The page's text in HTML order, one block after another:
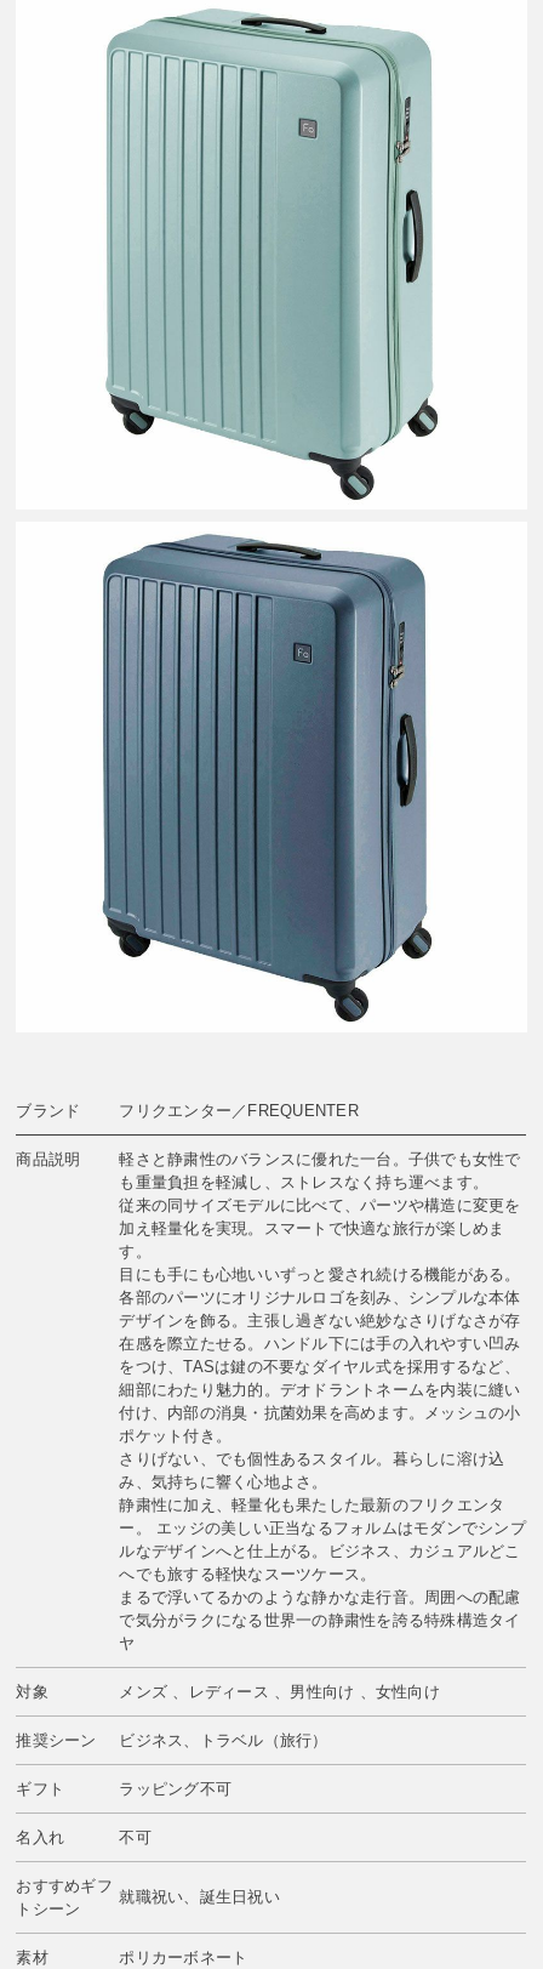
ブランド フリクエンター／FREQUENTER
商品説明
軽さと静粛性のバランスに優れた一台。子供でも女性で
も重量負担を軽減し、ストレスなく持ち運べます。
従来の同サイズモデルに比べて、パーツや構造に変更を
加え軽量化を実現。スマートで快適な旅行が楽しめま
す。
目にも手にも心地いいずっと愛され続ける機能がある。
各部のパーツにオリジナルロゴを刻み、シンプルな本体
デザインを飾る。主張し過ぎない絶妙なさりげなさが存
在感を際立たせる。ハンドル下には手の入れやすい凹み
をつけ、TASは鍵の不要なダイヤル式を採用するなど、
細部にわたり魅力的。デオドラントネームを内装に縫い
付け、内部の消臭・抗菌効果を高めます。メッシュの小
ポケット付き。
さりげない、でも個性あるスタイル。暮らしに溶け込
み、気持ちに響く心地よさ。
静粛性に加え、軽量化も果たした最新のフリクエンタ
ー。 エッジの美しい正当なるフォルムはモダンでシンプ
ルなデザインへと仕上がる。ビジネス、カジュアルどこ
へでも旅する軽快なスーツケース。
まるで浮いてるかのような静かな走行音。周囲への配慮
で気分がラクになる世界一の静粛性を誇る特殊構造タイ
ヤ
対象 メンズ 、レディース 、男性向け 、女性向け
推奨シーン ビジネス、トラベル（旅行）
ギフト ラッピング不可
名入れ 不可
おすすめギフ
トシーン
就職祝い、誕生日祝い
素材 ポリカーボネート